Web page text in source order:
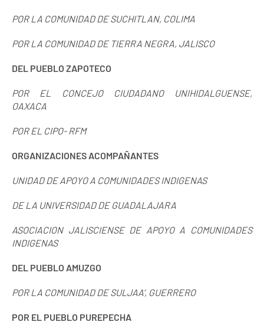
POR LA COMUNIDAD DE SUCHITLAN, COLIMA
POR LA COMUNIDAD DE TIERRA NEGRA, JALISCO
DEL PUEBLO ZAPOTECO
POR EL CONCEJO CIUDADANO UNIHIDALGUENSE,
OAXACA
POR EL CIPO- RFM
ORGANIZACIONES ACOMPAÑANTES
UNIDAD DE APOYO A COMUNIDADES INDIGENAS
DELA UNIVERSIDAD DE GUADALAJARA
ASOCIACION JALISCIENSE DE APOYO A COMUNIDADES
INDIGENAS
DEL PUEBLO AMUZGO
POR LA COMUNIDAD DE SULJAA’, GUERRERO
POR EL PUEBLO PUREPECHA